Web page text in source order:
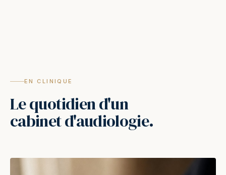
EN CLINIQUE
Le quotidien d'un
cabinet d'audiologie.